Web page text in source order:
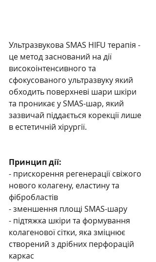
Ультразвукова SMAS HIFU терапія -
це метод заснований на дії
високоінтенсивного та
сфокусованого ультразвуку який
обходить поверхневі шари шкіри
та проникає у SMAS-шар, який
зазвичай піддається корекції лише
в естетичній хірургії.
Принцип дії:
- прискорення регенерації свіжого
нового колагену, еластину та
фібробластів
- зменшення площі SMAS-шару
- підтяжка шкіри та формування
колагенової сітки, яка зміцнює
створений з дрібних перфорацій
каркас